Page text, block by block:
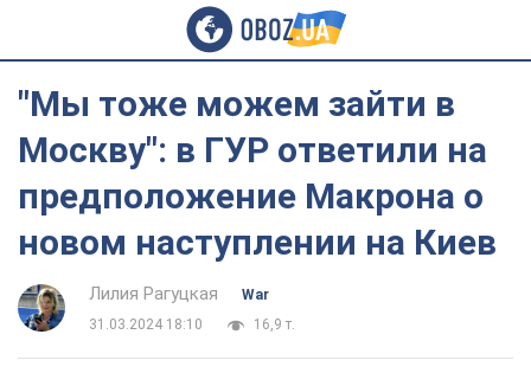
"Мы тоже можем зайти в
Москву": в ГУР ответили на
предположение Макрона о
новом наступлении на Киев
Лилия Рагуцкая
War
31.03.2024 18:10
16,9 т.